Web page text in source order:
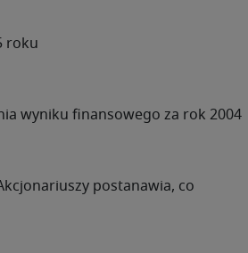
roku
wyniku finansowego za rok 2004
postanawia, co